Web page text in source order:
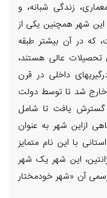
زندگی شبانه، و
شهر همچنین یکی از
که در آن بیشتر طبقه
تحصیلات عالی هستند،
داخلی در قرن
آیرس خارج شد تا توسط دولت
گسترش یافت تا شامل
ازاین شهر به عنوان
با این نام متمایز
اساسی آرژانتین، این شهر یک شهر
آن «شهر خودمختار